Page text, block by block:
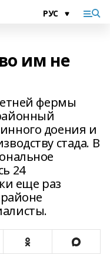
им не
фермы
доения и
стада. В
24
еще раз